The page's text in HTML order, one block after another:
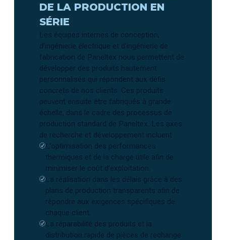
DE LA PRODUCTION EN
SÉRIE
Les équipes internes de conception,
d’ingénierie électrique et d’ingénierie de
fabrication de Paneltex nous permettent de
développer des produits hautement
personnalisés qui répondent aux défis
concrets de nos clients. Ces produits
peuvent ensuite être fabriqués à grande
échelle, dans le cadre des processus de
production standard de Paneltex. Les axes
de recherche et développement incluent :
L’optimisation des performances
thermiques et de la charge utile afin de
minimiser le coût d’exploitation.
La réalisation dans les délais grâce à des
plans de production transparents afin de
répondre aux exigences spécifiques de
chaque client.
La réparabilité des produits et la
distribution rapide de pièces de rechange